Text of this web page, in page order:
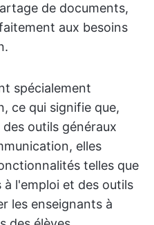
de documents,
aux besoins
spécialement
ce qui signifie que,
outils généraux
elles
telles que
l'emploi et des outils
les enseignants à